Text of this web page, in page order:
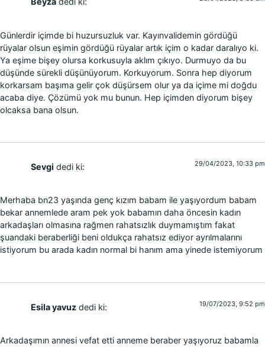
Günlerdir içimde bi huzursuzluk var. Kayınvalidemin gördüğü
rüyalar olsun eşimin gördüğü rüyalar artık içim o kadar daralıyo ki.
Ya eşime bişey olursa korkusuyla aklım çıkıyo. Durmuyo da bu
düşünde sürekli düşünüyorum. Korkuyorum. Sonra hep diyorum
korkarsam başıma gelir çok düşürsem olur ya da içime mi doğdu
acaba diye. Çözümü yok mu bunun. Hep içimden diyorum bişey
olcaksa bana olsun.
Sevgi dedi ki: 29/04/2023, 10:33 pm
Merhaba bn23 yaşında genç kızım babam ile yaşıyordum babam
bekar annemlede aram pek yok babamın daha öncesin kadın
arkadaşları olmasına rağmen rahatsızlık duymamıştım fakat
şuandaki beraberliği beni oldukça rahatsız ediyor ayrılmalarını
istiyorum bu arada kadın normal bi hanım ama yinede istemiyorum
Esila yavuz dedi ki: 19/07/2023, 9:52 pm
Arkadaşımın annesi vefat etti anneme beraber yaşıyoruz babamla